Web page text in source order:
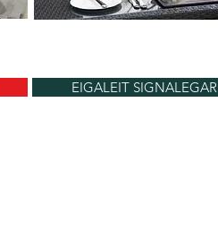
EIGALEIT SIGNALEGAR